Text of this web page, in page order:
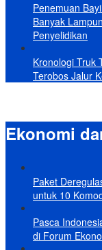
Penemuan
Banyak
Penyelidikan
Kronologi Truk
Terobos Jalur
Ekonomi
Paket
untuk 10
Pasca
di Forum